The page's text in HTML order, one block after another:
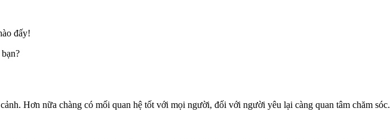
đấy!
Hơn nữa chàng có mối quan hệ tốt với mọi người, đối với người yêu lại càng quan tâm chăm sóc.